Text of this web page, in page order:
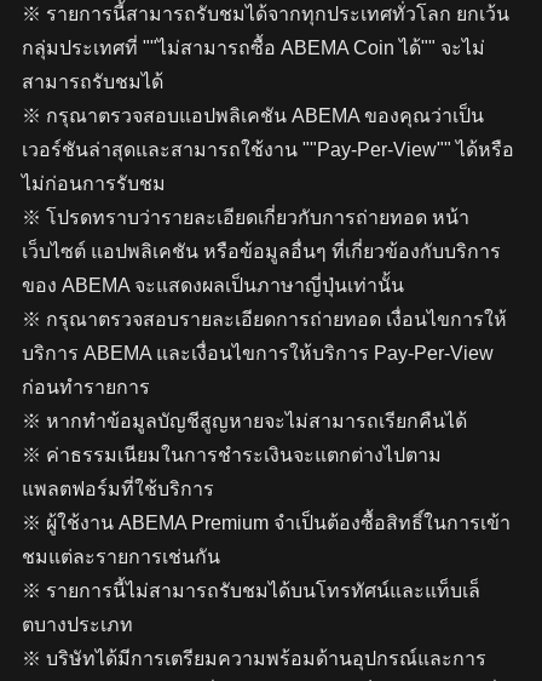
※ รายการนี้สามารถรับชมได้จากทุกประเทศทั่วโลก ยกเว้น
กลุ่มประเทศที่ ""ไม่สามารถซื้อ ABEMA Coin ได้"" จะไม่
สามารถรับชมได้
※ กรุณาตรวจสอบแอปพลิเคชัน ABEMA ของคุณว่าเป็น
เวอร์ชันล่าสุดและสามารถใช้งาน ""Pay-Per-View"" ได้หรือ
ไม่ก่อนการรับชม
※ โปรดทราบว่ารายละเอียดเกี่ยวกับการถ่ายทอด หน้า
เว็บไซต์ แอปพลิเคชัน หรือข้อมูลอื่นๆ ที่เกี่ยวข้องกับบริการ
ของ ABEMA จะแสดงผลเป็นภาษาญี่ปุ่นเท่านั้น
※ กรุณาตรวจสอบรายละเอียดการถ่ายทอด เงื่อนไขการให้
บริการ ABEMA และเงื่อนไขการให้บริการ Pay-Per-View
ก่อนทำรายการ
※ หากทำข้อมูลบัญชีสูญหายจะไม่สามารถเรียกคืนได้
※ ค่าธรรมเนียมในการชำระเงินจะแตกต่างไปตาม
แพลตฟอร์มที่ใช้บริการ
※ ผู้ใช้งาน ABEMA Premium จำเป็นต้องซื้อสิทธิ์ในการเข้า
ชมแต่ละรายการเช่นกัน
※ รายการนี้ไม่สามารถรับชมได้บนโทรทัศน์และแท็บเล็
ตบางประเภท
※ บริษัทได้มีการเตรียมความพร้อมด้านอุปกรณ์และการ